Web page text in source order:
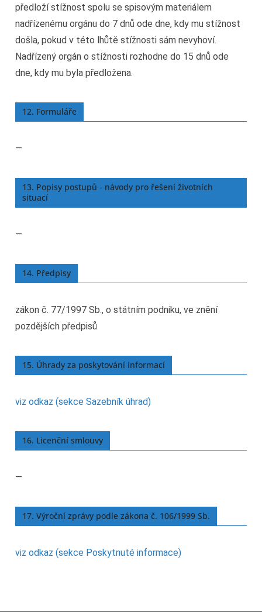
předloží stížnost spolu se spisovým materiálem
nadřízenému orgánu do 7 dnů ode dne, kdy mu stížnost
došla, pokud v této lhůtě stížnosti sám nevyhoví.
Nadřízený orgán o stížnosti rozhodne do 15 dnů ode
dne, kdy mu byla předložena.
12. Formuláře
—
13. Popisy postupů - návody pro řešení životních
situací
—
14. Předpisy
zákon č. 77/1997 Sb., o státním podniku, ve znění
pozdějších předpisů
15. Úhrady za poskytování informací
viz odkaz (sekce Sazebník úhrad)
16. Licenční smlouvy
—
17. Výroční zprávy podle zákona č. 106/1999 Sb.
viz odkaz (sekce Poskytnuté informace)